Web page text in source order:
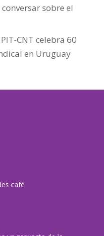
sobre el
CNT celebra 60
en Uruguay
café